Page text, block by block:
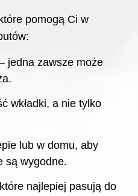
pomogą Ci w
jedna zawsze może
wkładki, a nie tylko
lub w domu, aby
są wygodne.
najlepiej pasują do